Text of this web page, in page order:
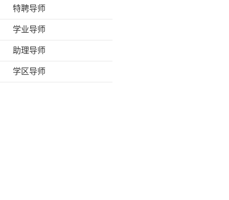
特聘导师
学业导师
助理导师
学区导师